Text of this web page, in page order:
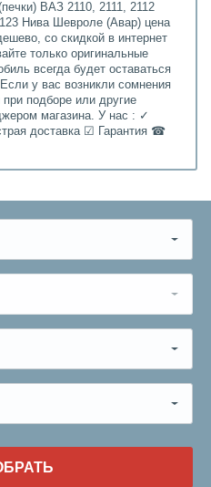
ВАЗ 2110, 2111, 2112
Нива Шевроле (Авар) цена
со скидкой в интернет
только оригинальные
всегда будет оставаться
у вас возникли сомнения
подборе или другие
магазина. У нас : ✓
доставка ☑ Гарантия ☎